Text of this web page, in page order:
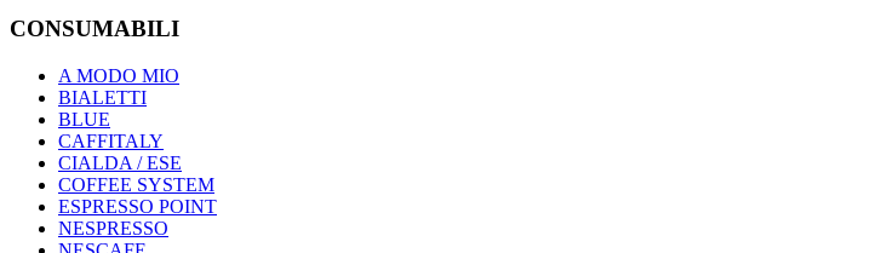
CONSUMABILI
A MODO MIO
BIALETTI
BLUE
CAFFITALY
CIALDA / ESE
COFFEE SYSTEM
ESPRESSO POINT
NESPRESSO